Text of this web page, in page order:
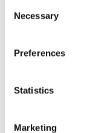
121387608.
Selection
Necessary
Preferences
Statistics
Marketing